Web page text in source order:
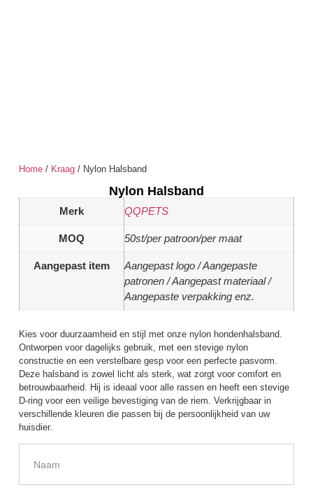
Home/ Kraag/ Nylon Halsband
Nylon Halsband
Merk QQPETS
MOQ 50st/per patroon/per maat
Aangepast item
Aangepast logo / Aangepaste
patronen / Aangepast materiaal /
Aangepaste verpakking enz.
Kies voor duurzaamheid en stijl met onze nylon hondenhalsband.
Ontworpen voor dagelijks gebruik, met een stevige nylon
constructie en een verstelbare gesp voor een perfecte pasvorm.
Deze halsband is zowel licht als sterk, wat zorgt voor comfort en
betrouwbaarheid. Hij is ideaal voor alle rassen en heeft een stevige
D-ring voor een veilige bevestiging van de riem. Verkrijgbaar in
verschillende kleuren die passen bij de persoonlijkheid van uw
huisdier.